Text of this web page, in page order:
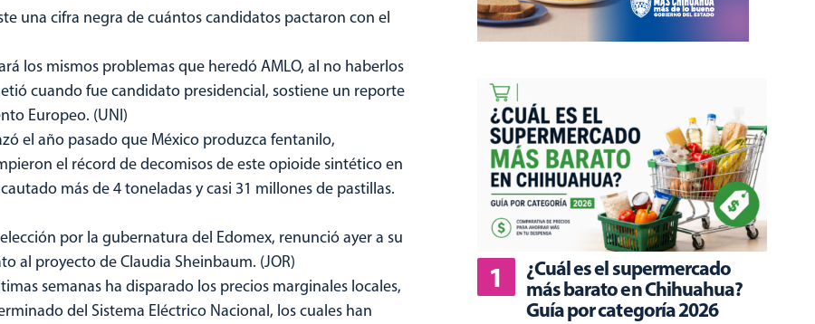
una cifra negra de cuántos candidatos pactaron con el
los mismos problemas que heredó AMLO, al no haberlos
cuando fue candidato presidencial, sostiene un reporte
Europeo. (UNI)
el año pasado que México produzca fentanilo,
el récord de decomisos de este opioide sintético en
más de 4 toneladas y casi 31 millones de pastillas.
por la gubernatura del Edomex, renunció ayer a su
al proyecto de Claudia Sheinbaum. (JOR)
semanas ha disparado los precios marginales locales,
del Sistema Eléctrico Nacional, los cuales han
¿Cuál es el supermercado
más barato en Chihuahua?
Guía por categoría 2026